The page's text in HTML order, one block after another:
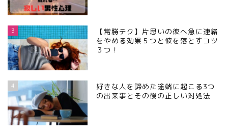
3
【常勝テク】片思いの彼へ急に連絡
をやめる効果５つと彼を落とすコツ
３つ！
4
好きな人を諦めた途端に起こる3つ
の出来事とその後の正しい対処法